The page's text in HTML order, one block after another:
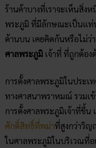
ร้านค้าบางที่เราจะเห็นสิ่
พระภูมิ ที่มีลักษณะเป็นแท่
ด้านบน เคยคิดกันหรือไม่ว่
ศาลพระภูมิ เจ้าที่ ที่ถูกต้อง
การตั้งศาลพระภูมิในประ
ทางศาสนาพราหมณ์ รวมเ
การตั้งศาลพระภูมิเจ้าที่ขึ้
ศักดิ์สิทธิ์ที่พม่าที่สูงกว่าวิญ
ในศาลพระภูมิในบริเวณที่